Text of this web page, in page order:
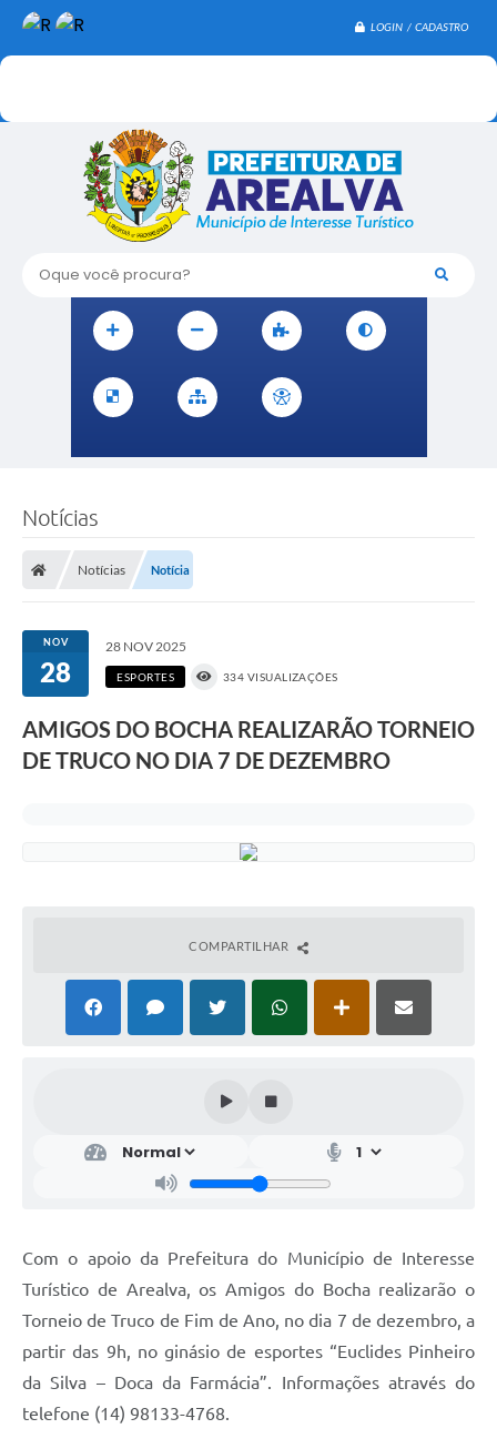
LOGIN / CADASTRO
Oque você procura?
Notícias
Notícias Notícia
NOV
28
28 NOV 2025
ESPORTES 334 VISUALIZAÇÕES
AMIGOS DO BOCHA REALIZARÃO TORNEIO
DE TRUCO NO DIA 7 DE DEZEMBRO
COMPARTILHAR
Com o apoio da Prefeitura do Município de Interesse
Turístico de Arealva, os Amigos do Bocha realizarão o
Torneio de Truco de Fim de Ano, no dia 7 de dezembro, a
partir das 9h, no ginásio de esportes “Euclides Pinheiro
da Silva – Doca da Farmácia”. Informações através do
telefone (14) 98133-4768.